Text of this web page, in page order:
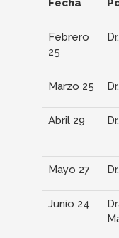
Fecha
Febrero
25
Marzo 25
Abril 29
Mayo 27
Junio 24